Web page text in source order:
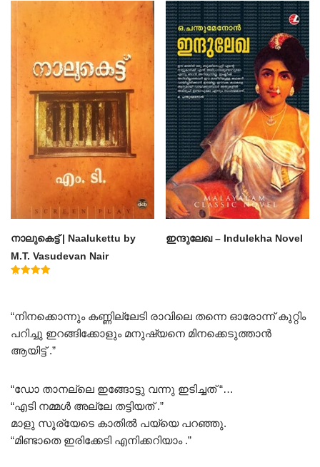
4.60
out of 5
നാലുകെട്ട് | Naalukettu by
M.T. Vasudevan Nair
ഇന്ദുലേഖ – Indulekha Novel
“നിനക്കൊന്നും കണ്ണില്ലേടി രാവിലെ തന്നെ ഓരോന്ന് കുറ്റിം
പറിച്ചു ഇറങ്ങിക്കോളും മനുഷ്യനെ മിനക്കെടുത്താൻ
ആയിട്ട് .”
“ഡോ താനല്ലെ ഇങ്ങോട്ടു വന്നു ഇടിച്ചത് “…
“എടി നമ്മൾ അല്ലേ തട്ടിയത് .”
മാളു സൂര്യേടെ കാതിൽ പയ്യെ പറഞ്ഞു.
“മിണ്ടാതെ ഇരിക്കേടി എനിക്കറിയാം .”